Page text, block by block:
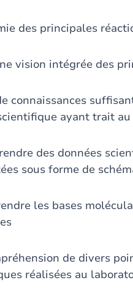
des principales
vision intégrée des
connaissances
ayant trait
des données
sous forme de
les bases
de divers
réalisées au